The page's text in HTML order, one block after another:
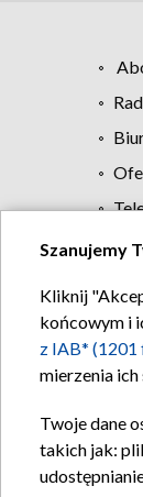
Szanujemy
Kliknij
końcowym i
z IAB* (1201
mierzenia
Twoje dane
takich jak: